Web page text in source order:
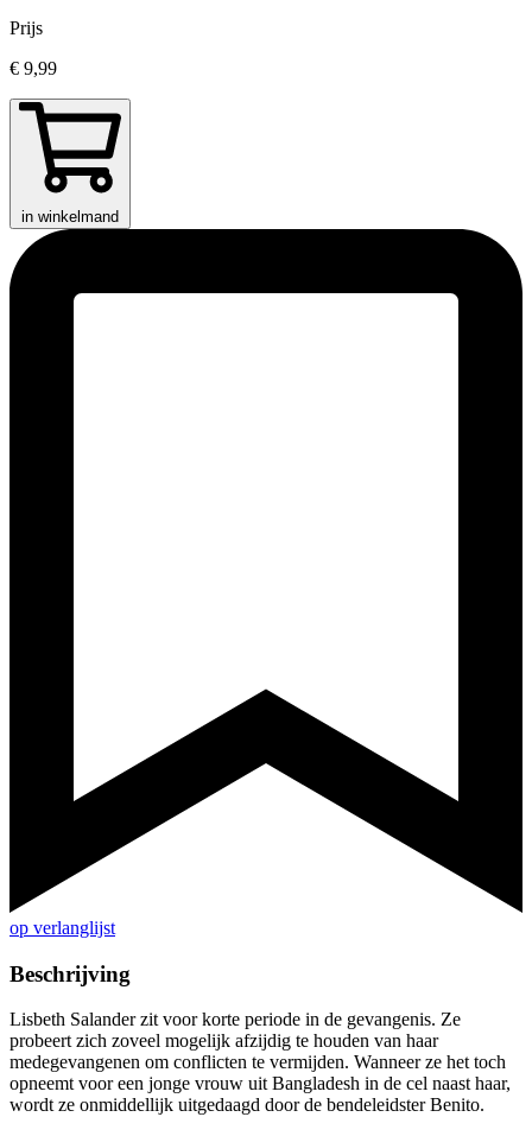
Prijs
€ 9,99
in winkelmand
op verlanglijst
Beschrijving
Lisbeth Salander zit voor korte periode in de gevangenis. Ze
probeert zich zoveel mogelijk afzijdig te houden van haar
medegevangenen om conflicten te vermijden. Wanneer ze het toch
opneemt voor een jonge vrouw uit Bangladesh in de cel naast haar,
wordt ze onmiddellijk uitgedaagd door de bendeleidster Benito.